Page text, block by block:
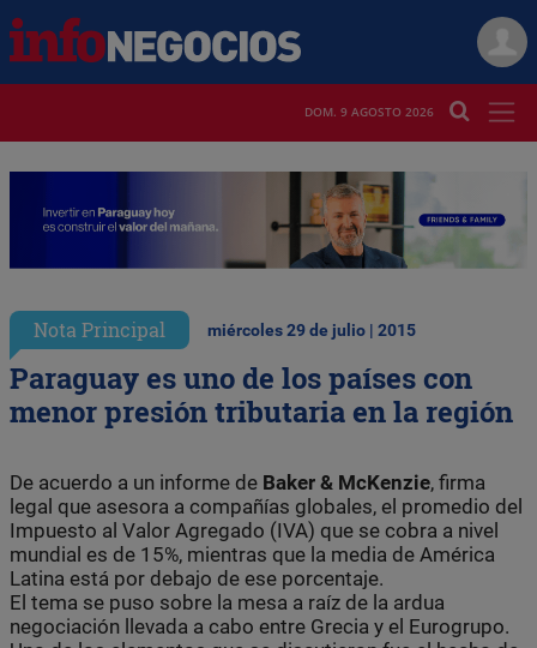
DOM. 9 AGOSTO 2026
Nota Principal miércoles 29 de julio | 2015
Paraguay es uno de los países con
menor presión tributaria en la región
De acuerdo a un informe de Baker & McKenzie, firma
legal que asesora a compañías globales, el promedio del
Impuesto al Valor Agregado (IVA) que se cobra a nivel
mundial es de 15%, mientras que la media de América
Latina está por debajo de ese porcentaje.
El tema se puso sobre la mesa a raíz de la ardua
negociación llevada a cabo entre Grecia y el Eurogrupo.